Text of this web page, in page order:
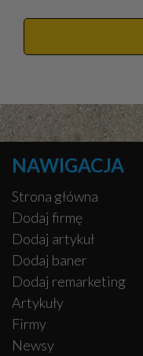
NAWIGACJA
Strona główna
Dodaj firmę
Dodaj artykuł
Dodaj baner
Dodaj remarketing
Artykuły
Firmy
Newsy